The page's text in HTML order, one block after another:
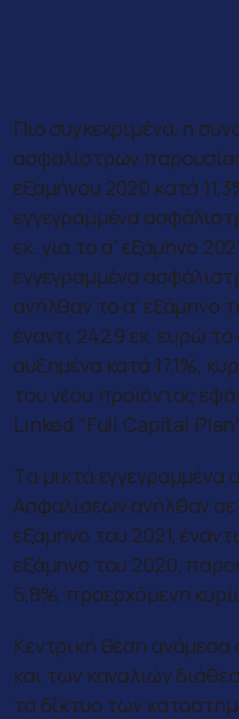
Πιο συγκεκριμένα, η
ασφαλίστρων
εξαμήνου 2020 κατά
εγγεγραμμένα
εκ. για το α’ εξάμηνο
εγγεγραμμένα
ανήλθαν το α’ εξάμηνο
έναντι 242,9 εκ. ευρώ
αυξημένα κατά 17,1%,
του νέου προϊόντος
Linked “Full Capital
Tα μικτά εγγεγραμμένα
Ασφαλίσεων ανήλθαν σε
εξάμηνο του 2021,
εξάμηνο του 2020,
5,8%, προερχόμενη
Κεντρική θέση
και των καναλιών
το δίκτυο των